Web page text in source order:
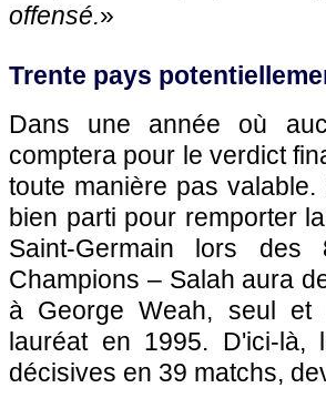
offensé.»
Trente pays
Dans une année où
comptera pour le verdict
toute manière pas
bien parti pour remporter
Saint-Germain lors
Champions – Salah aura
à George Weah, seul et
lauréat en 1995. D'ici-
décisives en 39 matchs,